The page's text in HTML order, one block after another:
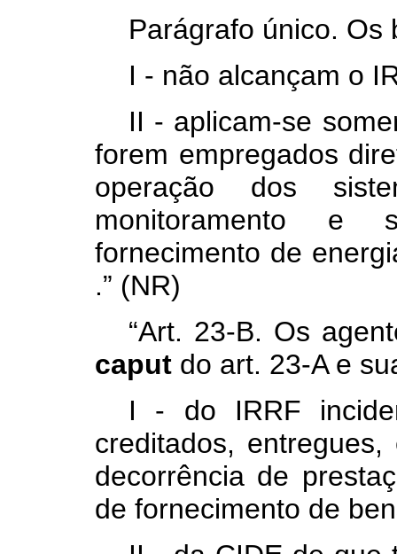
Parágrafo único.
I - não alcançam o
II - aplicam-se
forem empregados
operação dos
monitoramento e
fornecimento de
.” (NR)
“Art. 23-B. Os
caput do art. 23-A e
I - do IRRF
creditados,
decorrência de
de fornecimento de